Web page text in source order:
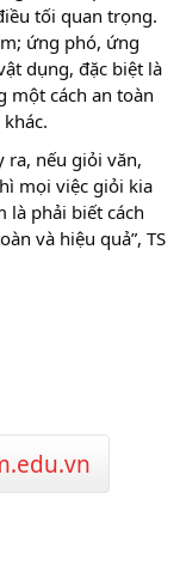
tối quan trọng.
ứng phó, ứng
dụng, đặc biệt là
một cách an toàn
ra, nếu giỏi văn,
mọi việc giỏi kia
là phải biết cách
và hiệu quả”, TS